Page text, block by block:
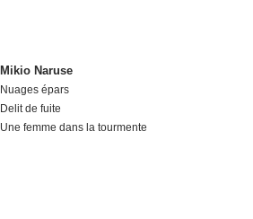
Mikio Naruse
Nuages épars
Delit de fuite
Une femme dans la tourmente